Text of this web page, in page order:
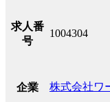
求人番
号
1004304
企業 株式会社ワ